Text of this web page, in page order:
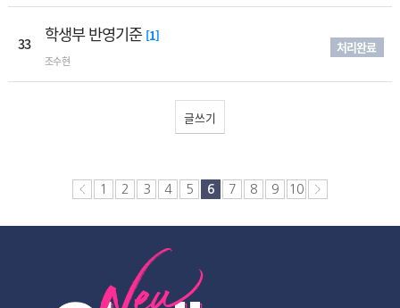
33 학생부 반영기준 [1]
조수현
처리완료
글쓰기
1 2 3 4 5 6 7 8 9 10